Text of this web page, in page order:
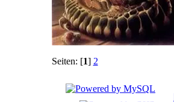
Seiten: [1] 2